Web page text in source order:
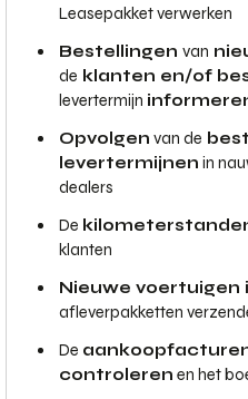
Leasepakket verwerken
Bestellingen van
de klanten en/of
levertermijn
Opvolgen van de
levertermijnen in
dealers
De
klanten
Nieuwe voertuigen
afleverpakketten
De
controleren en het